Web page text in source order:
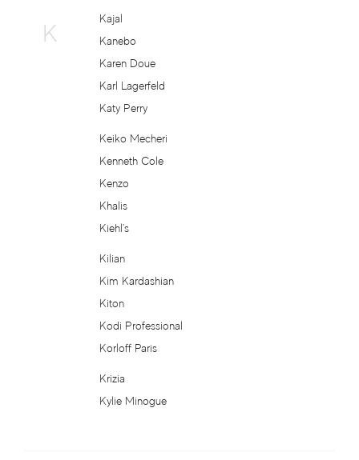
K
Kajal
Kanebo
Karen Doue
Karl Lagerfeld
Katy Perry
Keiko Mecheri
Kenneth Cole
Kenzo
Khalis
Kiehl's
Kilian
Kim Kardashian
Kiton
Kodi Professional
Korloff Paris
Krizia
Kylie Minogue
Enrique Iglesias
Escentric Molecules